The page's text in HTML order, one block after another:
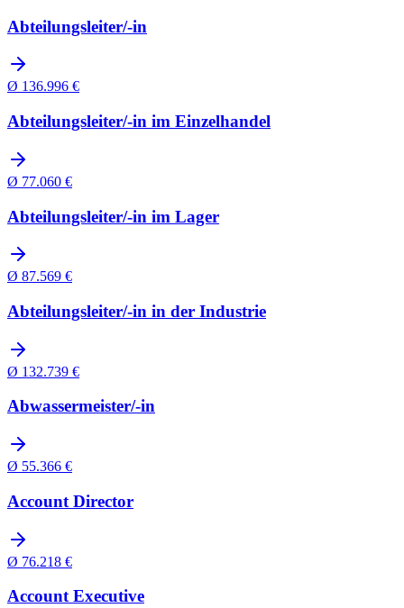
Abteilungsleiter/-in
Ø 136.996 €
Abteilungsleiter/-in im Einzelhandel
Ø 77.060 €
Abteilungsleiter/-in im Lager
Ø 87.569 €
Abteilungsleiter/-in in der Industrie
Ø 132.739 €
Abwassermeister/-in
Ø 55.366 €
Account Director
Ø 76.218 €
Account Executive